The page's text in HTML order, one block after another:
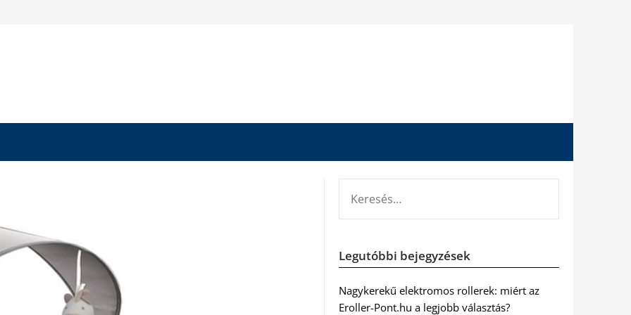
Legutóbbi bejegyzések
Nagykerekű elektromos rollerek: miért az
Eroller-Pont.hu a legjobb választás?